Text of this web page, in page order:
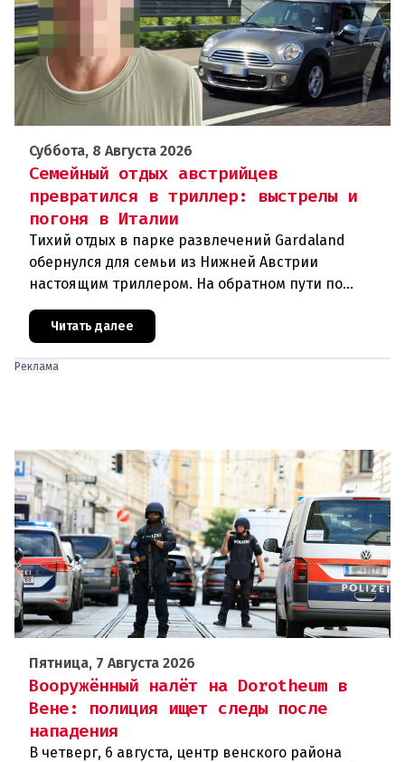
Суббота, 8 Августа 2026
Семейный отдых австрийцев
превратился в триллер: выстрелы и
погоня в Италии
Тихий отдых в парке развлечений Gardaland
обернулся для семьи из Нижней Австрии
настоящим триллером. На обратном пути по
подверглась обстрелу, за которым
Читать далее
Реклама
Пятница, 7 Августа 2026
Вооружённый налёт на Dorotheum в
Вене: полиция ищет следы после
нападения
В четверг, 6 августа, центр венского района